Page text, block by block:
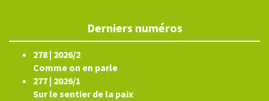
Derniers numéros
278 | 2026/2
Comme on en parle
277 | 2026/1
Sur le sentier de la paix